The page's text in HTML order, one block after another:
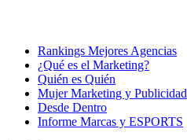
Rankings Mejores Agencias
¿Qué es el Marketing?
Quién es Quién
Mujer Marketing y Publicidad
Desde Dentro
Informe Marcas y ESPORTS